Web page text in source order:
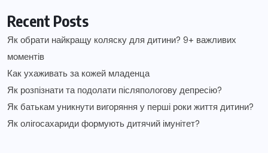
Recent Posts
Як обрати найкращу коляску для дитини? 9+ важливих
моментів
Как ухаживать за кожей младенца
Як розпізнати та подолати післяпологову депресію?
Як батькам уникнути вигоряння у перші роки життя дитини?
Як олігосахариди формують дитячий імунітет?